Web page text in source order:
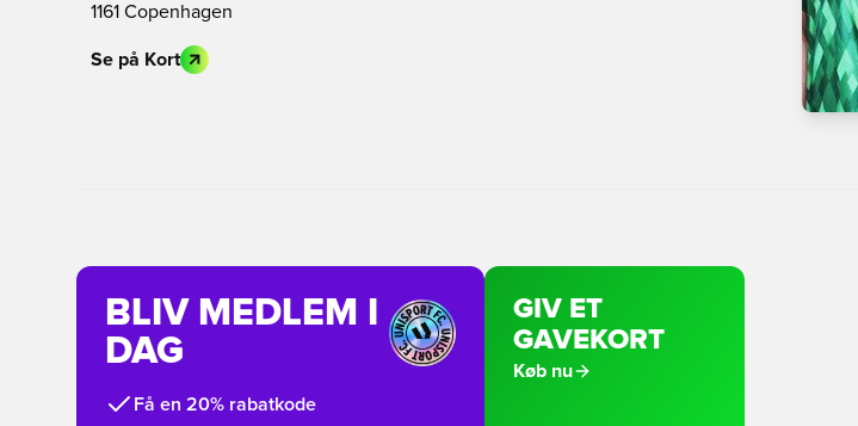
1161 Copenhagen
Se på Kort
BLIV MEDLEM I
DAG
Få en 20% rabatkode
GIV ET
GAVEKORT
Køb nu